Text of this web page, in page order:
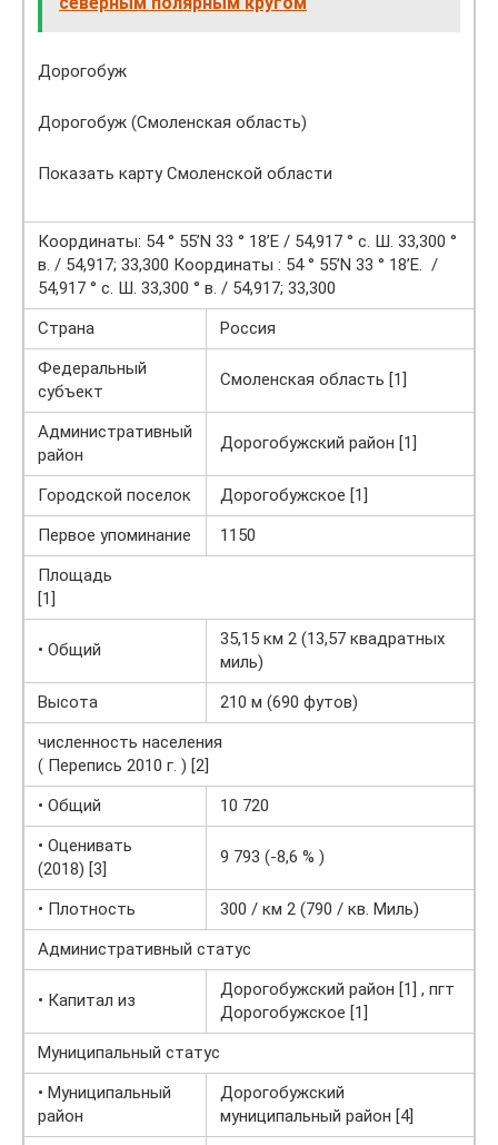
Дорогобуж
Дорогобуж (Смоленская область)
Показать карту Смоленской области
Координаты: 54 ° 55’N 33 ° 18’E / 54,917 ° с. Ш. 33,300 °
в. / 54,917; 33,300 Координаты : 54 ° 55’N 33 ° 18’E. /
54,917 ° с. Ш. 33,300 ° в. / 54,917; 33,300
Страна
Россия
Федеральный
субъект
Смоленская область [1]
Административный
район
Дорогобужский район [1]
Городской поселок
Дорогобужское [1]
Первое упоминание
1150
Площадь
[1]
• Общий
35,15 км 2 (13,57 квадратных
миль)
Высота
210 м (690 футов)
численность населения
( Перепись 2010 г. ) [2]
• Общий
10 720
• Оценивать
(2018) [3]
9 793 (-8,6 % )
• Плотность
300 / км 2 (790 / кв. Миль)
Административный статус
• Капитал из
Дорогобужский район [1] , пгт
Дорогобужское [1]
Муниципальный статус
• Муниципальный
район
Дорогобужский
муниципальный район [4]